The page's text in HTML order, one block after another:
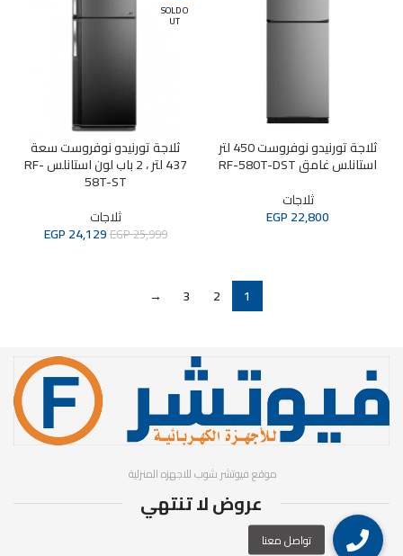
ثلاجة تورنيدو نوفروست 450 لتر
استانلس غامق RF-580T-DST
ثلاجات
EGP22,800
SOLD O
UT
ثلاجة تورنيدو نوفروست سعة
437 لتر ، 2 باب لون استانلس RF-
58T-ST
ثلاجات
EGP25,999
EGP24,129
1
2
3
→
موقع فيوتشر شوب للاجهزه المنزلية
عروض لا تنتهي